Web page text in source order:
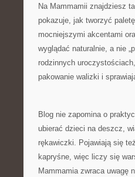
Na Mammamii znajdziesz
pokazuje, jak tworzyć
mocniejszymi akcentami
wyglądać naturalnie, a nie
rodzinnych
pakowanie walizki i
Blog nie zapomina o
ubierać dzieci na deszcz,
rękawiczki. Pojawiają się
kapryśne, więc liczy się
Mammamia zwraca uwagę